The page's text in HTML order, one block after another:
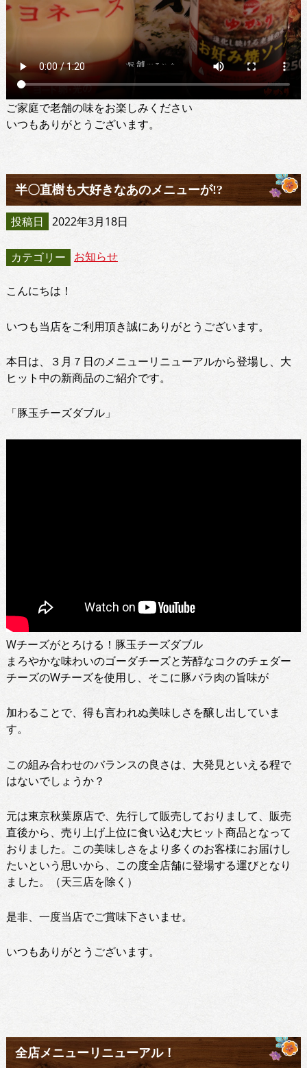
ご家庭で老舗の味をお楽しみください
いつもありがとうございます。
半〇直樹も大好きなあのメニューが!?
投稿日 2022年3月18日
カテゴリー お知らせ
こんにちは！
いつも当店をご利用頂き誠にありがとうございます。
本日は、３月７日のメニューリニューアルから登場し、大
ヒット中の新商品のご紹介です。
「豚玉チーズダブル」
Wチーズがとろける！豚玉チーズダブル
まろやかな味わいのゴーダチーズと芳醇なコクのチェダー
チーズのWチーズを使用し、そこに豚バラ肉の旨味が
加わることで、得も言われぬ美味しさを醸し出していま
す。
この組み合わせのバランスの良さは、大発見といえる程で
はないでしょうか？
元は東京秋葉原店で、先行して販売しておりまして、販売
直後から、売り上げ上位に食い込む大ヒット商品となって
おりました。この美味しさをより多くのお客様にお届けし
たいという思いから、この度全店舗に登場する運びとなり
ました。（天三店を除く）
是非、一度当店でご賞味下さいませ。
いつもありがとうございます。
全店メニューリニューアル！